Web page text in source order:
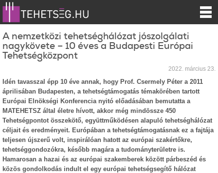
A nemzetközi tehetséghálózat jószolgálati
nagykövete – 10 éves a Budapesti Európai
Tehetségközpont
2022. március 23.
Idén tavasszal épp 10 éve annak, hogy Prof. Csermely Péter a 2011
áprilisában Budapesten, a tehetségtámogatás témakörében tartott
Európai Elnökségi Konferencia nyitó előadásában bemutatta a
MATEHETSZ által életre hívott, akkor még mindössze 450
Tehetségpontot összekötő, együttműködésen alapuló tehetséghálózat
céljait és eredményeit. Európában a tehetségtámogatásnak ez a fajtája
teljesen újszerű volt, inspirálóan hatott az európai szakértőkre,
tehetséggondozókra, később magára a tudományterületre is.
Hamarosan a hazai és az európai szakemberek között párbeszéd és
közös gondolkodás indult el egy európai tehetségsegítő hálózat